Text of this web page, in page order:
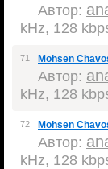
Автор:
kHz, 128
71 Mohsen
Автор:
kHz, 128
72 Mohsen
Автор:
kHz, 128